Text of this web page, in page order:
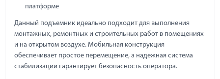
платформе
Данный подъемник идеально подходит для выполнения
монтажных, ремонтных и строительных работ в помещениях
и на открытом воздухе. Мобильная конструкция
обеспечивает простое перемещение, а надежная система
стабилизации гарантирует безопасность оператора.